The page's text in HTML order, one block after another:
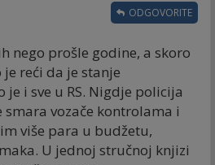
nego prošle godine, a skoro
je reći da je stanje
i sve u RS. Nigdje policija
smara vozače kontrolama i
više para u budžetu,
U jednoj stručnoj knjizi
ODGOVORITE